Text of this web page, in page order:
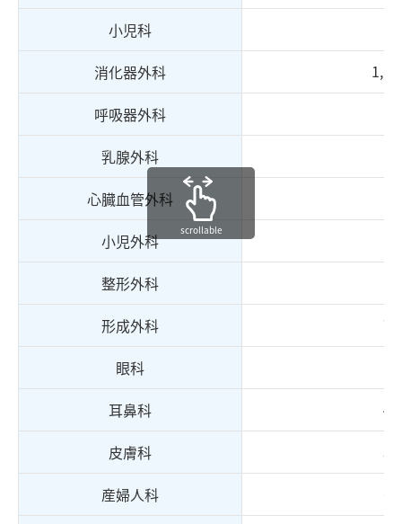
小児科
消化器外科
呼吸器外科
乳腺外科
心臓血管外科
小児外科
整形外科
形成外科
眼科
耳鼻科
皮膚科
産婦人科
scrollable